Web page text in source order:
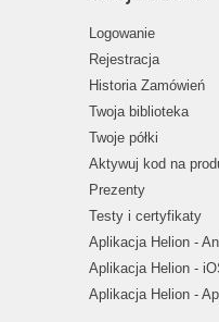
Logowanie
Rejestracja
Historia Zamówień
Twoja biblioteka
Twoje półki
Aktywuj kod na
Prezenty
Testy i certyfikaty
Aplikacja Helion -
Aplikacja Helion -
Aplikacja Helion -